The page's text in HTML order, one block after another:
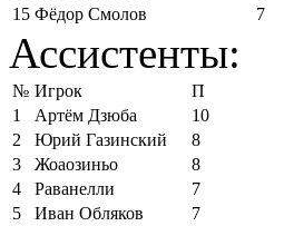
15 Фёдор Смолов 7
Ассистенты:
№ Игрок
П
1
Артём Дзюба
10
2
Юрий Газинский
8
3
Жоаозиньо
8
4
Раванелли
7
5
Иван Обляков
7